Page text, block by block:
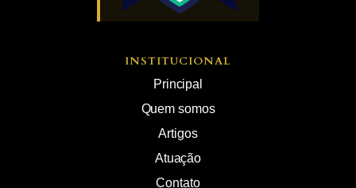
INSTITUCIONAL
Principal
Quem somos
Artigos
Atuação
Contato